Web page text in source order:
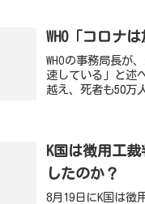
WHO「コロナは
WHOの事務局長
速している」と述
越え、死者も50万
K国は徴用工
したのか？
8月19日にK国は徴